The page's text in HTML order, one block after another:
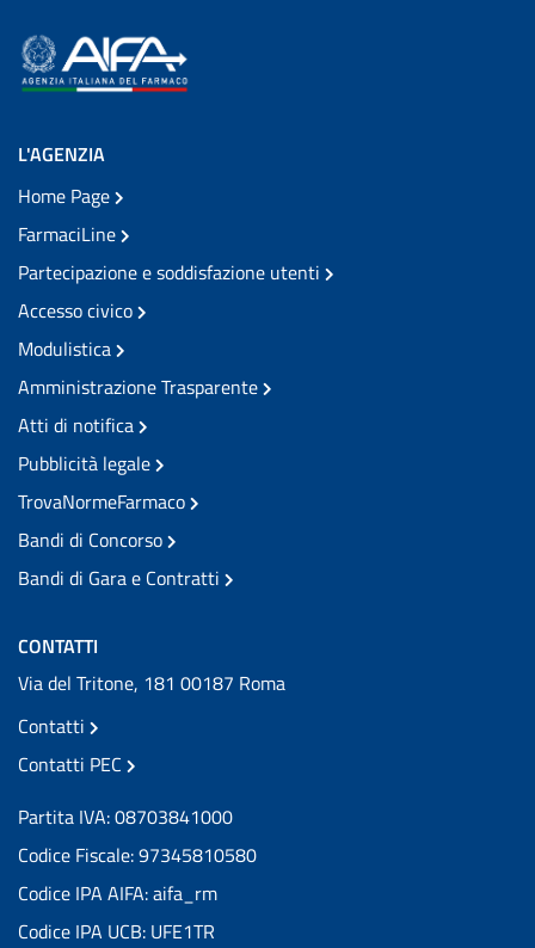
L'AGENZIA
Home Page
FarmaciLine
Partecipazione e soddisfazione utenti
Accesso civico
Modulistica
Amministrazione Trasparente
Atti di notifica
Pubblicità legale
TrovaNormeFarmaco
Bandi di Concorso
Bandi di Gara e Contratti
CONTATTI
Via del Tritone, 181 00187 Roma
Contatti
Contatti PEC
Partita IVA: 08703841000
Codice Fiscale: 97345810580
Codice IPA AIFA: aifa_rm
Codice IPA UCB: UFE1TR